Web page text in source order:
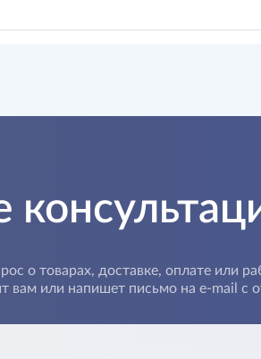
о товарах, доставке, оплате или
вам или напишет письмо на e-mail с